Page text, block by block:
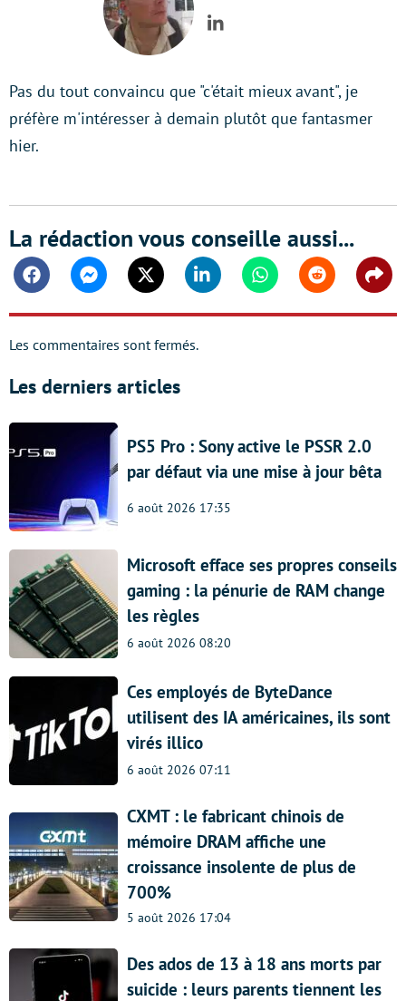
LinkedIn
Pas du tout convaincu que "c'était mieux avant", je
préfère m'intéresser à demain plutôt que fantasmer
hier.
La rédaction vous conseille aussi...
FacebookMessengerTwitter Linkedin WhatsappReddit
Les commentaires sont fermés.
Les derniers articles
PS5 Pro : Sony active le PSSR 2.0
par défaut via une mise à jour bêta
6 août 2026 17:35
Microsoft efface ses propres conseils
gaming : la pénurie de RAM change
les règles
6 août 2026 08:20
Ces employés de ByteDance
utilisent des IA américaines, ils sont
virés illico
6 août 2026 07:11
CXMT : le fabricant chinois de
mémoire DRAM affiche une
croissance insolente de plus de
700%
5 août 2026 17:04
Des ados de 13 à 18 ans morts par
suicide : leurs parents tiennent les